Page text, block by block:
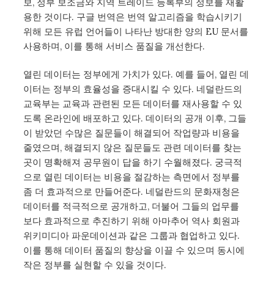
용한 것이다. 구글 번역은 번역 알고리즘을 학습시키기
위해 모든 유럽 언어들이 나타난 방대한 양의 EU 문서를
사용하며, 이를 통해 서비스 품질을 개선한다.
열린 데이터는 정부에게 가치가 있다. 예를 들어, 열린 데
이터는 정부의 효율성을 증대시킬 수 있다. 네덜란드의
교육부는 교육과 관련된 모든 데이터를 재사용할 수 있
도록 온라인에 배포하고 있다. 데이터의 공개 이후, 그들
이 받았던 수많은 질문들이 해결되어 작업량과 비용을
줄였으며, 해결되지 않은 질문들도 관련 데이터를 찾는
곳이 명확해져 공무원이 답을 하기 수월해졌다. 궁극적
으로 열린 데이터는 비용을 절감하는 측면에서 정부를
좀 더 효과적으로 만들어준다. 네덜란드의 문화재청은
데이터를 적극적으로 공개하고, 더불어 그들의 업무를
보다 효과적으로 추진하기 위해 아마추어 역사 회원과
위키미디아 파운데이션과 같은 그룹과 협업하고 있다.
이를 통해 데이터 품질의 향상을 이끌 수 있으며 동시에
작은 정부를 실현할 수 있을 것이다.